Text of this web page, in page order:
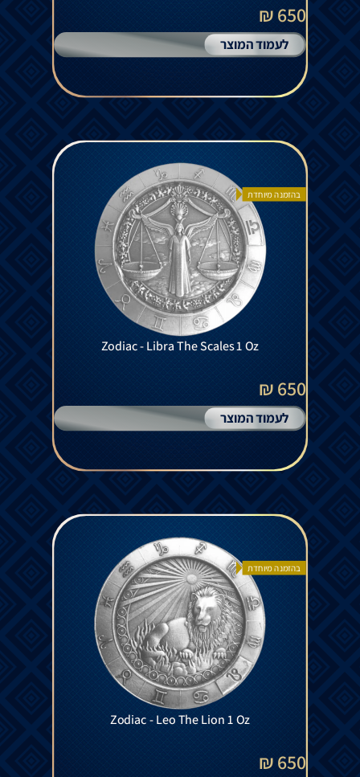
650 ₪
לעמוד המוצר
בהזמנה מיוחדת
Zodiac - Libra The Scales 1 Oz
650 ₪
לעמוד המוצר
בהזמנה מיוחדת
Zodiac - Leo The Lion 1 Oz
650 ₪